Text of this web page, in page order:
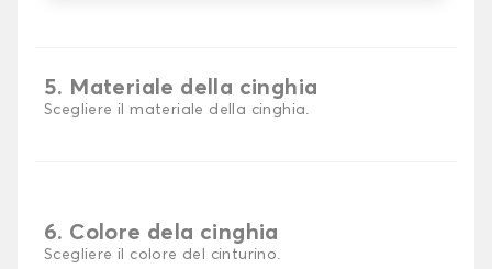
5. Materiale della cinghia
Scegliere il materiale della cinghia.
6. Colore dela cinghia
Scegliere il colore del cinturino.